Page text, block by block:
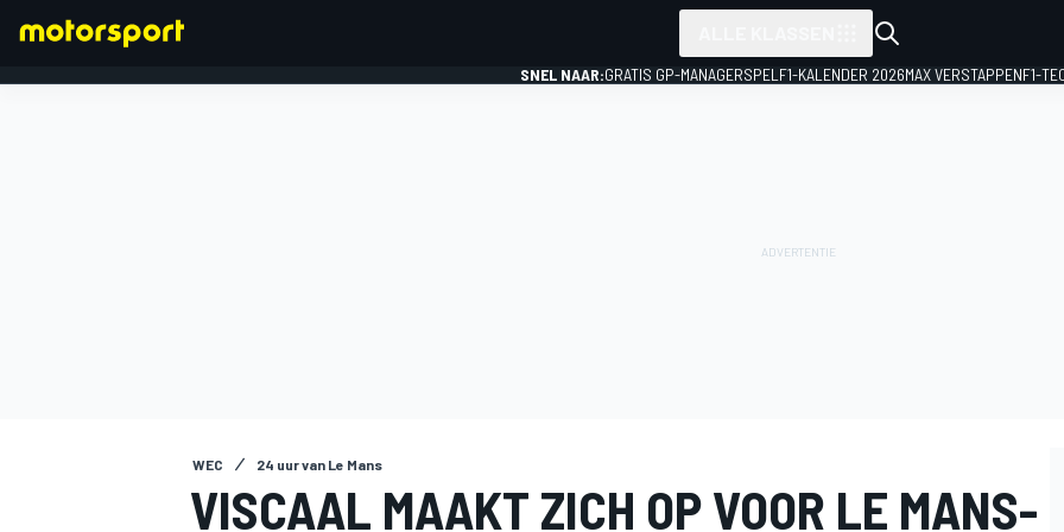
SNEL NAAR:GRATIS GP-MANAGERSPEL F1-KALENDER 2026MAX VERSTAPPENF1-
WEC 24 uur van Le Mans
VISCAAL MAAKT ZICH OP VOOR LE MANS-